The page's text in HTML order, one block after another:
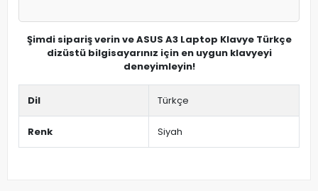
Şimdi sipariş verin ve ASUS A3 Laptop Klavye Türkçe
dizüstü bilgisayarınız için en uygun klavyeyi
deneyimleyin!
Dil Türkçe
Renk Siyah